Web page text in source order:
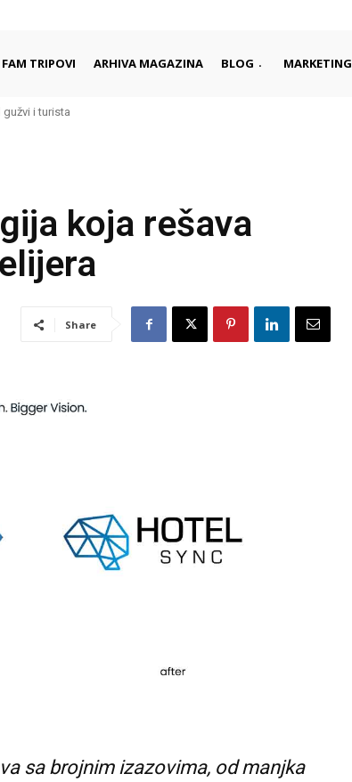
FAM TRIPOVI ARHIVA MAGAZINA BLOG MARKETING
i turista
koja rešava
Share
sa brojnim izazovima, od manjka